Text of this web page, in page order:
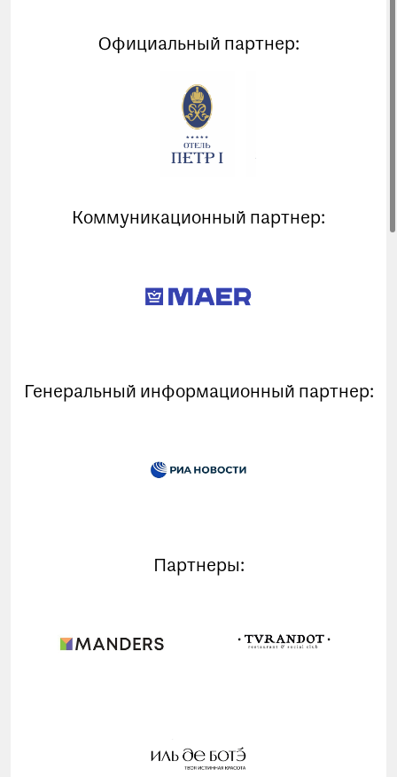
Официальный партнер:
Коммуникационный партнер:
Генеральный информационный партнер:
Партнеры: